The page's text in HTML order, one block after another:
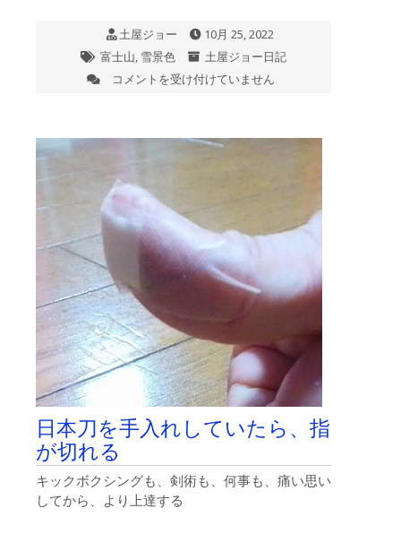
土屋ジョー
10月 25, 2022
富士山, 雪景色
土屋ジョー日記
今
は
コメントを受け付けていません
日本刀を手入れしていたら、指
が切れる
キックボクシングも、剣術も、何事も、痛い思い
してから、より上達する